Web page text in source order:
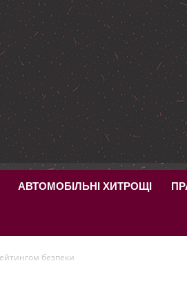
АВТОМОБІЛЬНІ ХИТРОЩІ
безпеки